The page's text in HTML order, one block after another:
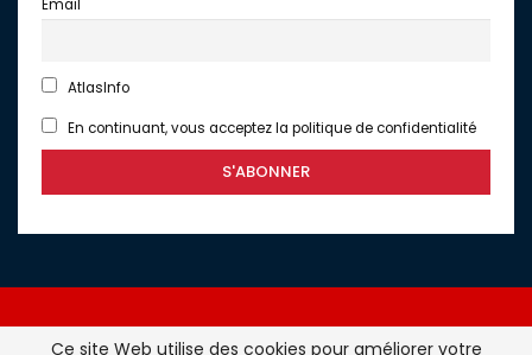
Email
AtlasInfo
En continuant, vous acceptez la politique de confidentialité
Ce site Web utilise des cookies pour améliorer votre